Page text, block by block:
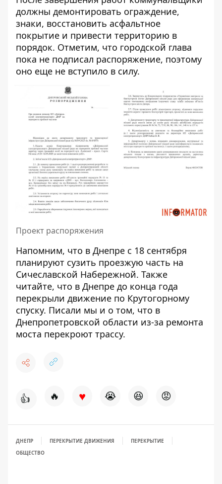
должны демонтировать ограждение,
знаки, восстановить асфальтное
покрытие и привести территорию в
порядок. Отметим, что городской глава
пока не подписал распоряжение, поэтому
оно еще не вступило в силу.
Проект распоряжения
Напомним, что в Днепре с 18 сентября
планируют сузить проезжую часть на
Сичеславской Набережной. Также
читайте, что в Днепре до конца года
перекрыли движение по Крутогорному
спуску. Писали мы и о том, что в
Днепропетровской области из-за ремонта
моста перекроют трассу.
👍 🔥 ♥ 😭 😆 😡
ДНЕПР ПЕРЕКРЫТИЕ ДВИЖЕНИЯ
ПЕРЕКРЫТИЕ
ОБЩЕСТВО